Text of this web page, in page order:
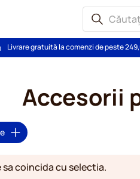
Livrare gratuită la comenzi de peste
Accesorii
coincida cu selectia.